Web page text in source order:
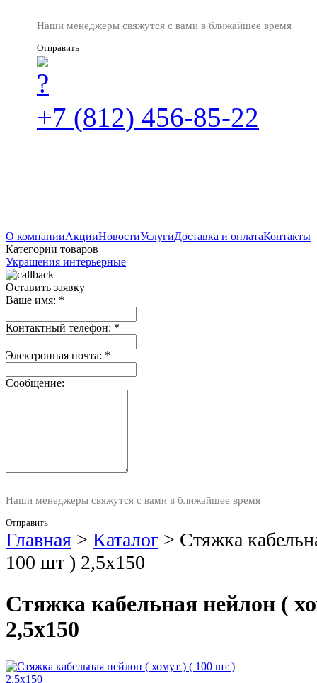
Наши менеджеры свяжутся с вами в ближайшее время
Отправить
+7 (812) 456-85-22
О компанииАкцииНовостиУслугиДоставка и оплатаКонтакты
Категории товаров
Украшения интерьерные
Оставить заявку
Ваше имя: *
Контактный телефон: *
Электронная почта: *
Сообщение:
Наши менеджеры свяжутся с вами в ближайшее время
Отправить
Главная > Каталог > Стяжка
100 шт ) 2,5х150
Стяжка кабельная нейлон (
2,5х150